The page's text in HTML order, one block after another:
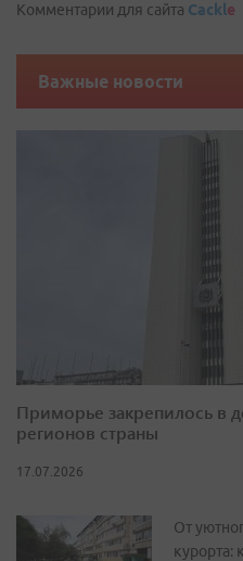
Комментарии для сайта Cackle
Важные новости
Приморье закрепилось в
регионов страны
17.07.2026
От
курорта: